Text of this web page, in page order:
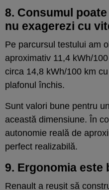
8. Consumul
nu exagerezi cu
Pe parcursul testului am
aproximativ 11,4 kWh/
circa 14,8 kWh/100 km
plafonul închis.
Sunt valori bune pentru
această dimensiune. În
autonomie reală de
perfect realizabilă.
9. Ergonomia este
Renault a reușit să